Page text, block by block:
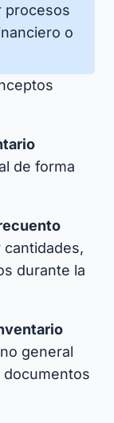
procesos
o
de forma
cantidades,
durante la
general
documentos